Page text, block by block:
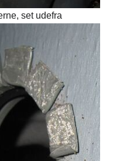
set udefra